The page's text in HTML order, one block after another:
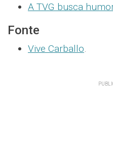
A TVG busca
Fonte
Vive Carballo